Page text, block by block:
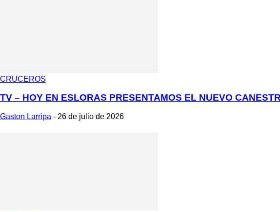
CRUCEROS
TV – HOY EN ESLORAS PRESENTAMOS EL NUEVO
Gaston Larripa - 26 de julio de 2026